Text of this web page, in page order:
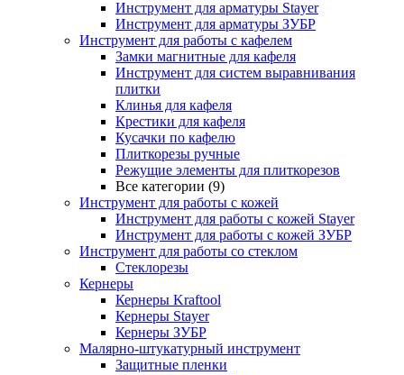
Инструмент для арматуры Stayer
Инструмент для арматуры ЗУБР
Инструмент для работы с кафелем
Замки магнитные для кафеля
Инструмент для систем выравнивания
плитки
Клинья для кафеля
Крестики для кафеля
Кусачки по кафелю
Плиткорезы ручные
Режущие элементы для плиткорезов
Все категории (9)
Инструмент для работы с кожей
Инструмент для работы с кожей Stayer
Инструмент для работы с кожей ЗУБР
Инструмент для работы со стеклом
Стеклорезы
Кернеры
Кернеры Kraftool
Кернеры Stayer
Кернеры ЗУБР
Малярно-штукатурный инструмент
Защитные пленки